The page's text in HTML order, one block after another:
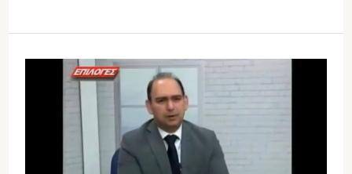
Δάνεια
κυμαινόμενο
επιτόκιο